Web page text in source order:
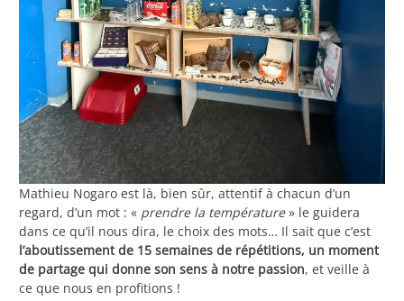
Mathieu Nogaro est là, bien sûr, attentif à chacun d’un
regard, d’un mot : « prendre la température» le guidera
dans ce qu’il nous dira, le choix des mots… Il sait que c’est
l’aboutissement de 15 semaines de répétitions, un moment
de partage qui donne son sens à notre passion, et veille à
ce que nous en profitions !